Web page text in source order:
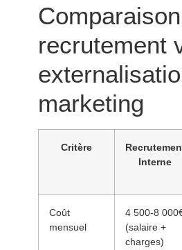
recrutement
marketing
Critère
Interne
Coût
mensuel
4 500-8
(salaire +
charges)